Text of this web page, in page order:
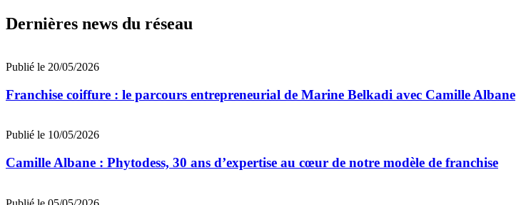
Dernières news du réseau
Publié le 20/05/2026
Franchise coiffure : le parcours entrepreneurial de Marine Belkadi avec Camille Albane
Publié le 10/05/2026
Camille Albane : Phytodess, 30 ans d’expertise au cœur de notre modèle de franchise